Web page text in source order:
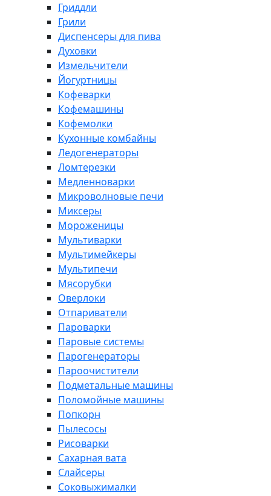
Гриддли
Грили
Диспенсеры для пива
Духовки
Измельчители
Йогуртницы
Кофеварки
Кофемашины
Кофемолки
Кухонные комбайны
Ледогенераторы
Ломтерезки
Медленноварки
Микроволновые печи
Миксеры
Мороженицы
Мультиварки
Мультимейкеры
Мультипечи
Мясорубки
Оверлоки
Отпариватели
Пароварки
Паровые системы
Парогенераторы
Пароочистители
Подметальные машины
Поломойные машины
Попкорн
Пылесосы
Рисоварки
Сахарная вата
Слайсеры
Соковыжималки